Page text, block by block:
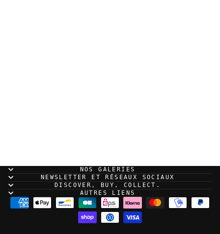
NOS GALERIES
NEWSLETTER ET RÉSEAUX SOCIAUX
DISCOVER, BUY, COLLECT.
AUTRES LIENS